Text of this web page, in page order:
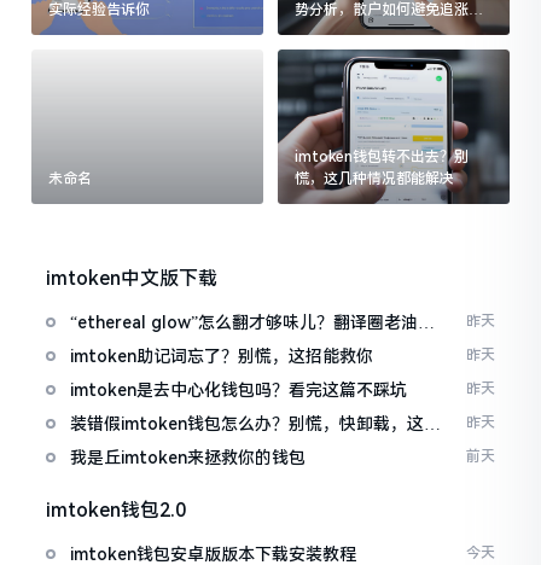
实际经验告诉你
势分析，散户如何避免追涨杀
跌被套牢
未命名
imtoken钱包转不出去？别
慌，这几种情况都能解决
imtoken中文版下载
“ethereal glow”怎么翻才够味儿？翻译圈老油条
的私房话
昨天
imtoken助记词忘了？别慌，这招能救你 昨天
imtoken是去中心化钱包吗？看完这篇不踩坑 昨天
装错假imtoken钱包怎么办？别慌，快卸载，这几
招能救急
昨天
我是丘imtoken来拯救你的钱包 前天
imtoken钱包2.0
imtoken钱包安卓版版本下载安装教程 今天